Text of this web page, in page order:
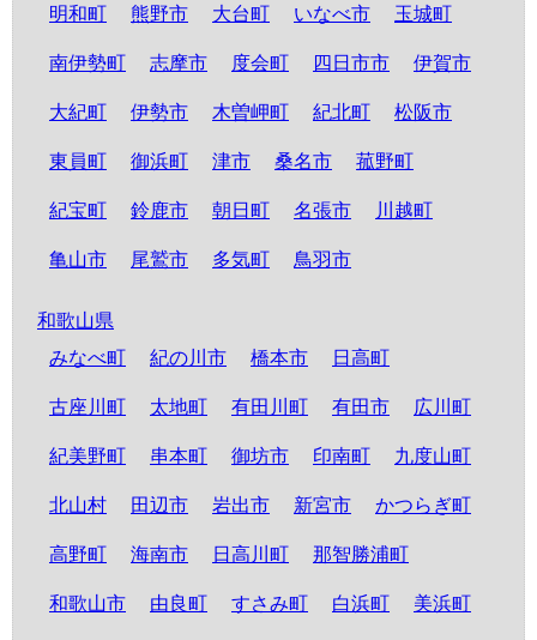
明和町
熊野市 大台町 いなべ市 玉城町
南伊勢町 志摩市 度会町 四日市市 伊賀市
大紀町 伊勢市 木曽岬町 紀北町 松阪市
東員町 御浜町 津市 桑名市 菰野町
紀宝町 鈴鹿市 朝日町 名張市 川越町
亀山市 尾鷲市 多気町 鳥羽市
和歌山県
みなべ町
紀の川市 橋本市 日高町
古座川町 太地町 有田川町 有田市 広川町
紀美野町 串本町 御坊市 印南町 九度山町
北山村 田辺市 岩出市 新宮市 かつらぎ町
高野町 海南市 日高川町 那智勝浦町
和歌山市 由良町 すさみ町 白浜町 美浜町